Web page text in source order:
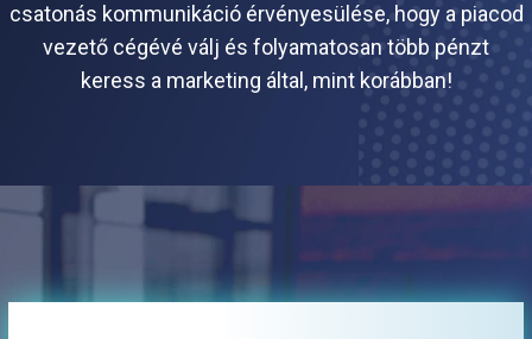
csatonás kommunikáció érvényesülése, hogy a piacod
vezető cégévé válj és folyamatosan több pénzt
keress a marketing által, mint korábban!